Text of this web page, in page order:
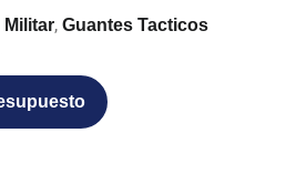
Militar, Guantes Tacticos